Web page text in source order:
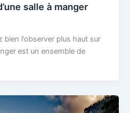
salle à manger
l’observer plus haut sur
est un ensemble de